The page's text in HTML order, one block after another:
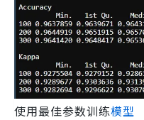
使用最佳参数训练模型